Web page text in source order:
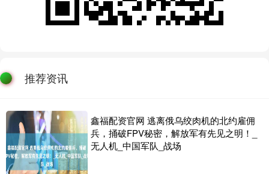
推荐资讯
鑫福配资官网 逃离俄乌绞肉机的北约雇佣
兵，捅破FPV秘密，解放军有先见之明！_
无人机_中国军队_战场